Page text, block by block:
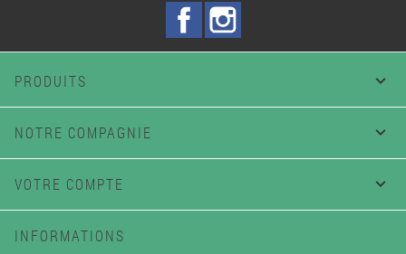
Facebook
PRODUITS 
NOTRE COMPAGNIE 
VOTRE COMPTE 
INFORMATIONS